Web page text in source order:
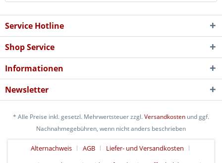
Service Hotline
Shop Service
Informationen
Newsletter
* Alle Preise inkl. gesetzl. Mehrwertsteuer zzgl.Versandkosten und ggf.
Nachnahmegebühren, wenn nicht anders beschrieben
Alternachweis AGB
Liefer- und Versandkosten